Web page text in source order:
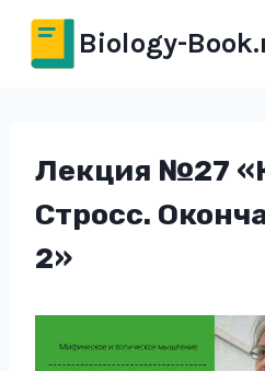
Перейти
содержимому
Biology-
Лекция №27
Стросс.
2»